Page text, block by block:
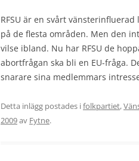
RFSU är en svårt
på de flesta områden. Men den
vilse ibland. Nu har RFSU de
abortfrågan ska bli en EU-fråga.
snarare sina medlemmars
Detta inlägg postades ifolkpartiet,
2009av Fytne.